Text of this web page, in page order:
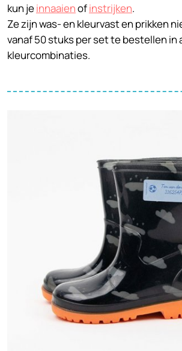
kun jeinnaaienofinstrijken.
Ze zijn was- en kleurvast en prikken
vanaf 50 stuks per set te bestellen in
kleurcombinaties.